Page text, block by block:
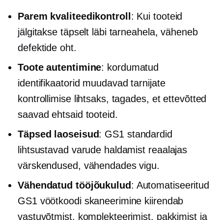
Parem kvaliteedikontroll : Kui tooteid
jälgitakse täpselt läbi tarneahela, väheneb
defektide oht.
Toote autentimine: kordumatud
identifikaatorid muudavad tarnijate
kontrollimise lihtsaks, tagades, et ettevõtted
saavad ehtsaid tooteid.
Täpsed laoseisud: GS1 standardid
lihtsustavad varude haldamist reaalajas
värskendused, vähendades vigu.
Vähendatud tööjõukulud: Automatiseeritud
GS1 vöötkoodi skaneerimine kiirendab
vastuvõtmist, komplekteerimist, pakkimist ja